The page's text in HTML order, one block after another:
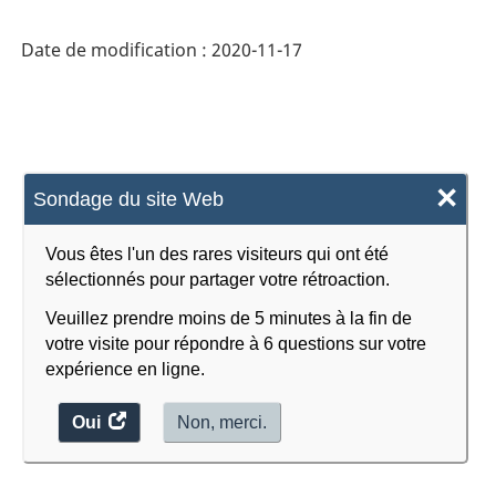
Sondage du site Web ×
Vous êtes l'un des rares visiteurs qui ont été
sélectionnés pour partager votre rétroaction.
Veuillez prendre moins de 5 minutes à la fin de
votre visite pour répondre à 6 questions sur votre
expérience en ligne.
Oui
accéder
au
Non, merci.
Date de modification : 2020-11-17